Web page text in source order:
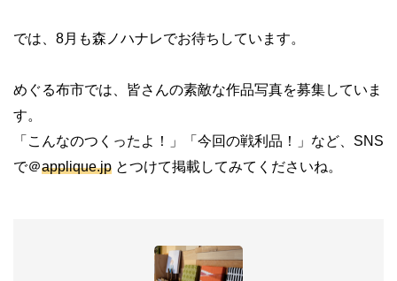
では、8月も森ノハナレでお待ちしています。
めぐる布市では、皆さんの素敵な作品写真を募集していま
す。
「こんなのつくったよ！」「今回の戦利品！」など、SNS
で＠applique.jp とつけて掲載してみてくださいね。